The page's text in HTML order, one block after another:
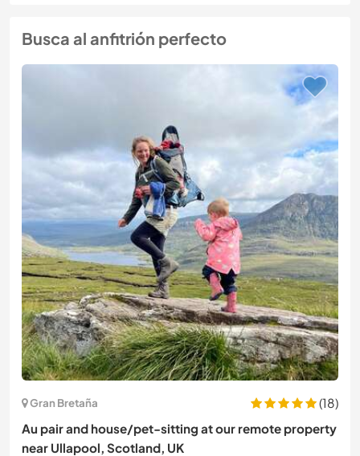
Busca al anfitrión perfecto
Gran Bretaña
(18)
Au pair and house/pet-sitting at our remote property
near Ullapool, Scotland, UK